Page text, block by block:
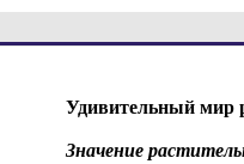
Удивительный мир
Значение